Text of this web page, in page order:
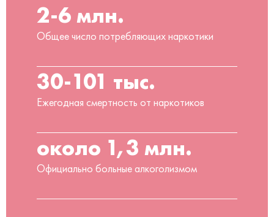
2-6 млн.
Общее число потребляющих наркотики
30-101 тыс.
Ежегодная смертность от наркотиков
около 1,3 млн.
Официально больные алкоголизмом